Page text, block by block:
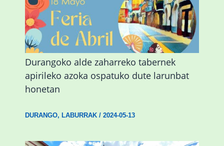
Durangoko alde zaharreko tabernek
apirileko azoka ospatuko dute larunbat
honetan
DURANGO, LABURRAK/ 2024-05-13